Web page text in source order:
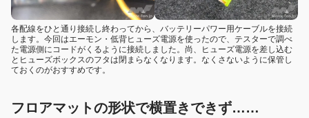
各配線をひと通り接続し終わってから、バッテリーパワー用ケーブルを接続
します。今回はエーモン・低背ヒューズ電源を使ったので、テスターで調べ
た電源側にコードがくるように接続しました。尚、ヒューズ電源を差し込む
とヒューズボックスのフタは閉まらなくなります。なくさないように保管し
ておくのがおすすめです。
フロアマットの形状で横置きできず……